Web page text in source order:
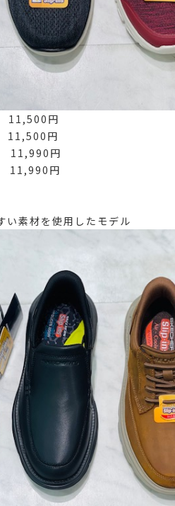
11,500円
円
円
円
い素材を使用したモデル